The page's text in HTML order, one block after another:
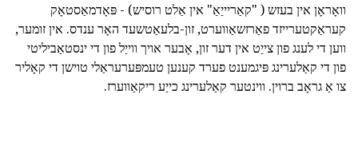
וואָראָן אין בעזש ( "קאַריייַאַ" אין אַלט רוסיש) - פּאָדמאַסטאָק
קעראַקטערייזד פאַרזשאַווערט, זון-בלעאַטשעד האָר ענדס. אין זומער,
ווען די לענג פון צייַט אין דער זון, אָבער אויך ווייַל פון די ינסטאַביליטי
פון די קאַלערינג פּיגמענט פערד קענען טעמפּערעראַלי טוישן די קאָליר
צו אַ גראָב ברוין. ווינטער קאַלערינג כייַע ריקאַווערז.